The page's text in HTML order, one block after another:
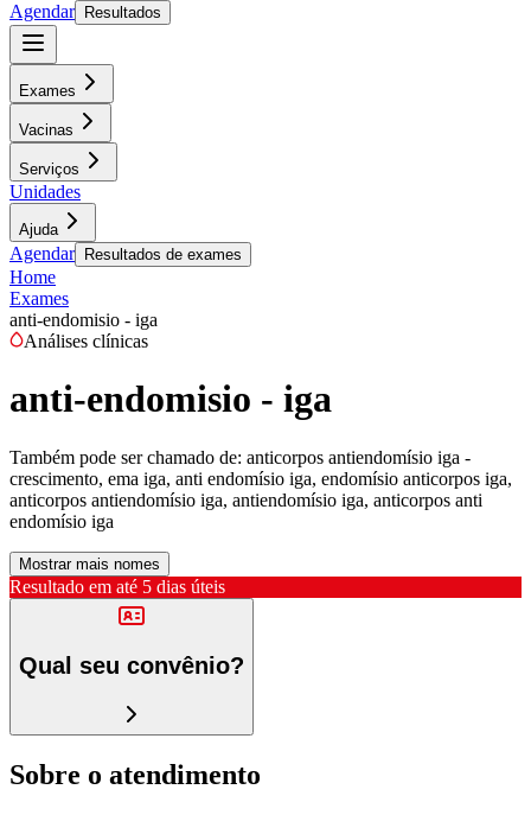
Agendar
Resultados
Exames
Vacinas
Serviços
Unidades
Ajuda
Agendar Resultados de exames
Home
Exames
anti-endomisio - iga
Análises clínicas
anti-endomisio - iga
Também pode ser chamado de: anticorpos antiendomísio iga -
crescimento, ema iga, anti endomísio iga, endomísio anticorpos iga,
anticorpos antiendomísio iga, antiendomísio iga, anticorpos anti
endomísio iga
Mostrar mais nomes
Resultado em até 5 dias úteis
Qual seu convênio?
Sobre o atendimento